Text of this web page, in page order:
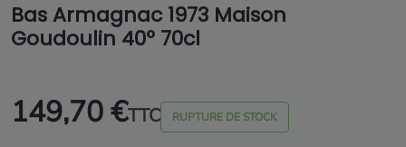
Bas Armagnac 1973 Maison
Goudoulin 40° 70cl
149,70 €TTC RUPTURE DE STOCK